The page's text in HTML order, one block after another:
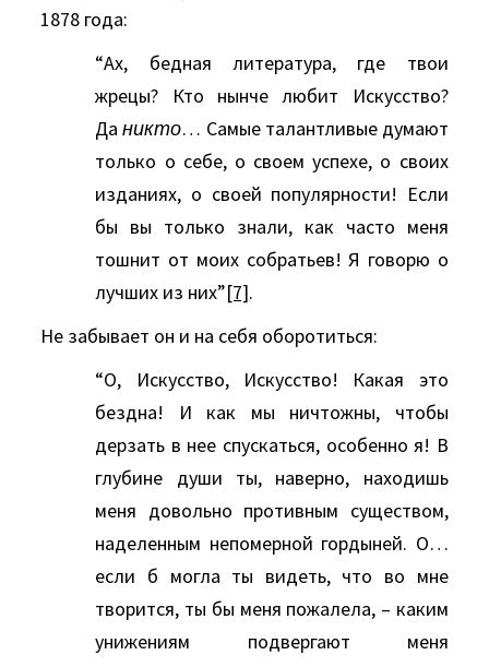
1878 года:
“Ах, бедная литература, где твои
жрецы? Кто нынче любит Искусство?
Даникто… Самые талантливые думают
только о себе, о своем успехе, о своих
изданиях, о своей популярности! Если
бы вы только знали, как часто меня
тошнит от моих собратьев! Я говорю о
лучших из них”[7].
Не забывает он и на себя оборотиться:
“О, Искусство, Искусство! Какая это
бездна! И как мы ничтожны, чтобы
дерзать в нее спускаться, особенно я! В
глубине души ты, наверно, находишь
меня довольно противным существом,
наделенным непомерной гордыней. О…
если б могла ты видеть, что во мне
творится, ты бы меня пожалела, – каким
унижениям подвергают меня